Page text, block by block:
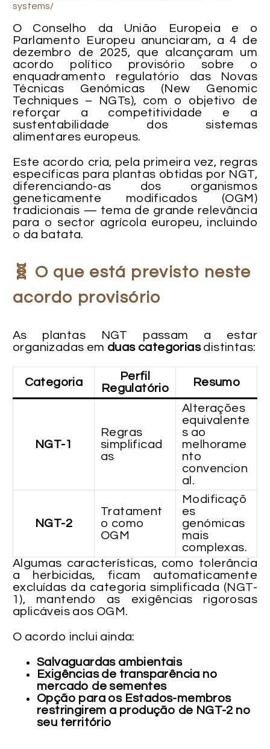
systems/
O Conselho da União Europeia e o
Parlamento Europeu anunciaram, a 4 de
dezembro de 2025, que alcançaram um
acordo político provisório sobre o
enquadramento regulatório das Novas
Técnicas Genómicas (New Genomic
Techniques – NGTs), com o objetivo de
reforçar a competitividade e a
sustentabilidade dos sistemas
alimentares europeus.
Este acordo cria, pela primeira vez, regras
específicas para plantas obtidas por NGT,
diferenciando-as dos organismos
geneticamente modificados (OGM)
tradicionais — tema de grande relevância
para o sector agrícola europeu, incluindo
o da batata.
🧬 O que está previsto neste
acordo provisório
As plantas NGT passam a estar
organizadas em duas categoriasdistintas:
Categoria
Perfil
Regulatório
Resumo
NGT-1
Regras
simplificad
as
Alterações
equivalente
s ao
melhorame
nto
convencion
al.
NGT-2
Tratament
o como
OGM
Modificaçõ
es
genómicas
mais
complexas.
Algumas características, como tolerância
a herbicidas, ficam automaticamente
excluídas da categoria simplificada (NGT-
1), mantendo as exigências rigorosas
aplicáveis aos OGM.
O acordo inclui ainda:
Salvaguardas ambientais
Exigências de transparência no
mercado de sementes
Opção para os Estados-membros
restringirem a produção de NGT-2 no
seu território